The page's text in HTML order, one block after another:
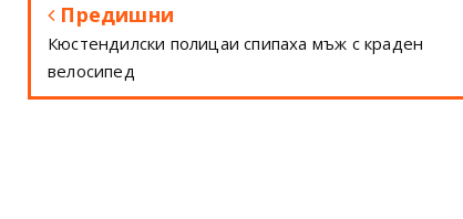
Предишни
Кюстендилски полицаи спипаха мъж с краден
велосипед